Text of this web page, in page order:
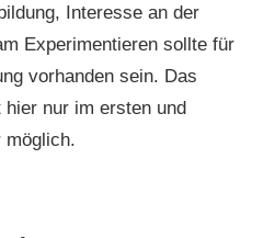
Interesse an der
Experimentieren sollte für
vorhanden sein. Das
nur im ersten und
möglich.